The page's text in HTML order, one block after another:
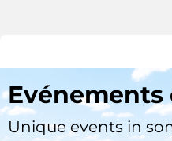
Unique events in